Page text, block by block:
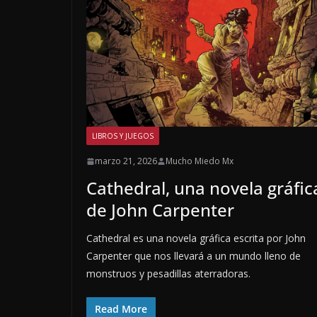
LIBROS Y JUEGOS
marzo 21, 2026 Mucho Miedo Mx
Cathedral, una novela
de John Carpenter
Cathedral es una novela gráfica escrita por John
Carpenter que nos llevará a un mundo lleno de
monstruos y pesadillas aterradoras.
Read More